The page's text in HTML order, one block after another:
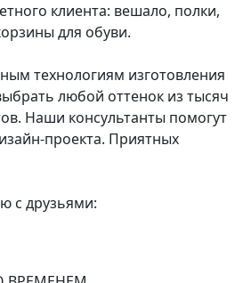
клиента: вешало, полки,
для обуви.
технологиям изготовления
любой оттенок из тысяч
Наши консультанты помогут
проекта. Приятных
с друзьями: